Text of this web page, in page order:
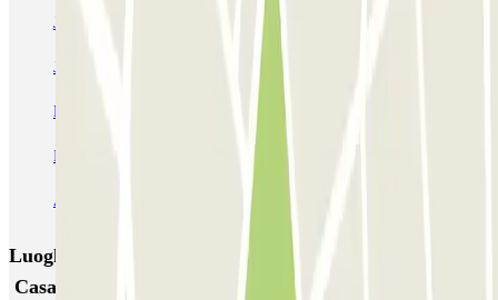
JETPARK Aeroporto Lisboa - coberto
JETPARK Aeroporto Lisboa - descoberto
EASYPARKING Aeroporto Lisboa - P&R - coberto
Inspira Santa Marta SABA Praça do Município
Airpark - Valet - Aeroporto Lisboa - indoor
Luoghi ed eventi che potrebbero interessarti vicino a
Casal Ribeiro